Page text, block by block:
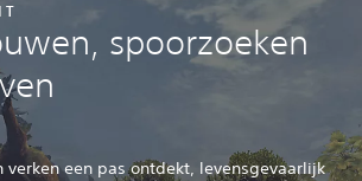
spoorzoeken
verken een pas ontdekt, levensgevaarlijk